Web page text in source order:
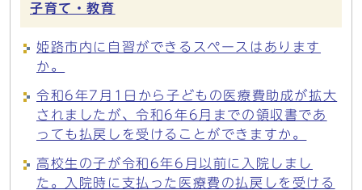
子育て・教育
姫路市内に自習ができるスペースはあります
か。
令和6年7月1日から子どもの医療費助成が拡大
されましたが、令和6年6月までの領収書であ
っても払戻しを受けることができますか。
高校生の子が令和6年6月以前に入院しまし
た。入院時に支払った医療費の払戻しを受ける